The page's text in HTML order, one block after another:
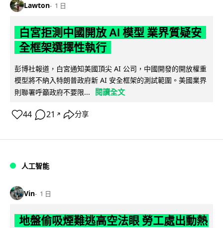
Lawton 1 日
白宮拒測中國開放 AI 模型 業界質疑安
全框架選擇性執行
彭博社報道，白宮通知美國頂尖 AI 公司，中國開發的開放權重
模型將不納入特朗普政府新 AI 安全框架的測試範圍。美國業界
則聯署呼籲政府不要限...
閱讀全文
44 21 ↗ 分享
人工智能
Vin 1 日
地盤偷吸煙難逃高空法眼 勞工處出動熱